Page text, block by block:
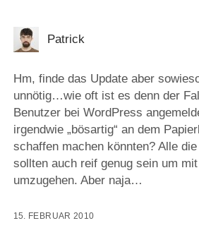
Patrick
Hm, finde das Update aber
unnötig…wie oft ist es denn der
Benutzer bei WordPress
irgendwie „bösartig“ an dem
schaffen machen könnten? Alle
sollten auch reif genug sein um mit
umzugehen. Aber naja…
15. FEBRUAR 2010